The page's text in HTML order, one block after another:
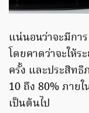
แน่นอนว่าจะมีกา
โดยคาดว่าจะให้ร
ครั้ง และประสิทธิ
10 ถึง 80% ภาย
เป็นต้นไป